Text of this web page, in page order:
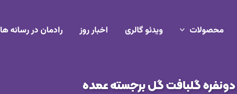
محصولات ویدئو گالری اخبار روز رادمان در رسانه ها
گلبافت گل برجسته عمده